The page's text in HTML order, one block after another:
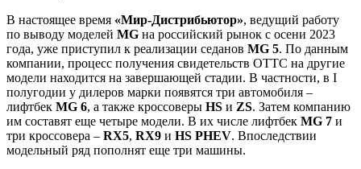
В настоящее время «Мир-Дистрибьютор», ведущий работу
по выводу моделей MG на российский рынок с осени 2023
года, уже приступил к реализации седанов MG 5. По данным
компании, процесс получения свидетельств ОТТС на другие
модели находится на завершающей стадии. В частности, в I
полугодии у дилеров марки появятся три автомобиля –
лифтбек MG 6, а также кроссоверы HS и ZS. Затем компанию
им составят еще четыре модели. В их числе лифтбек MG 7 и
три кроссовера – RХ5, RХ9 и HS PHEV. Впоследствии
модельный ряд пополнят еще три машины.